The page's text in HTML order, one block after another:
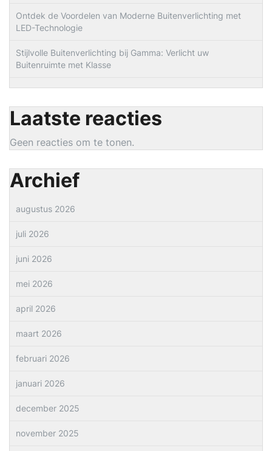
Ontdek de Voordelen van Moderne Buitenverlichting met
LED-Technologie
Stijlvolle Buitenverlichting bij Gamma: Verlicht uw
Buitenruimte met Klasse
Laatste reacties
Geen reacties om te tonen.
Archief
augustus 2026
juli 2026
juni 2026
mei 2026
april 2026
maart 2026
februari 2026
januari 2026
december 2025
november 2025